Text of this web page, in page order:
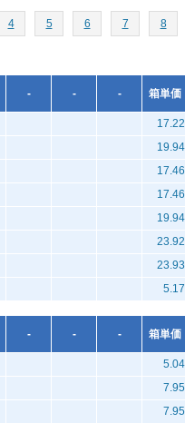
4 5 6 7 8
- - - 箱単価
17.22
19.94
17.46
17.46
19.94
23.92
23.93
5.17
- - - 箱単価
5.04
7.95
7.95